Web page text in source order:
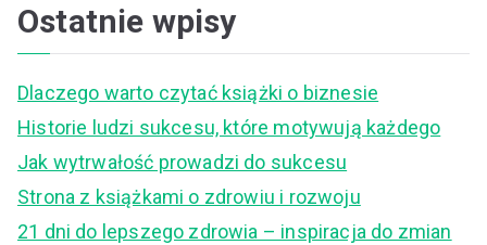
Ostatnie wpisy
Dlaczego warto czytać książki o biznesie
Historie ludzi sukcesu, które motywują każdego
Jak wytrwałość prowadzi do sukcesu
Strona z książkami o zdrowiu i rozwoju
21 dni do lepszego zdrowia – inspiracja do zmian